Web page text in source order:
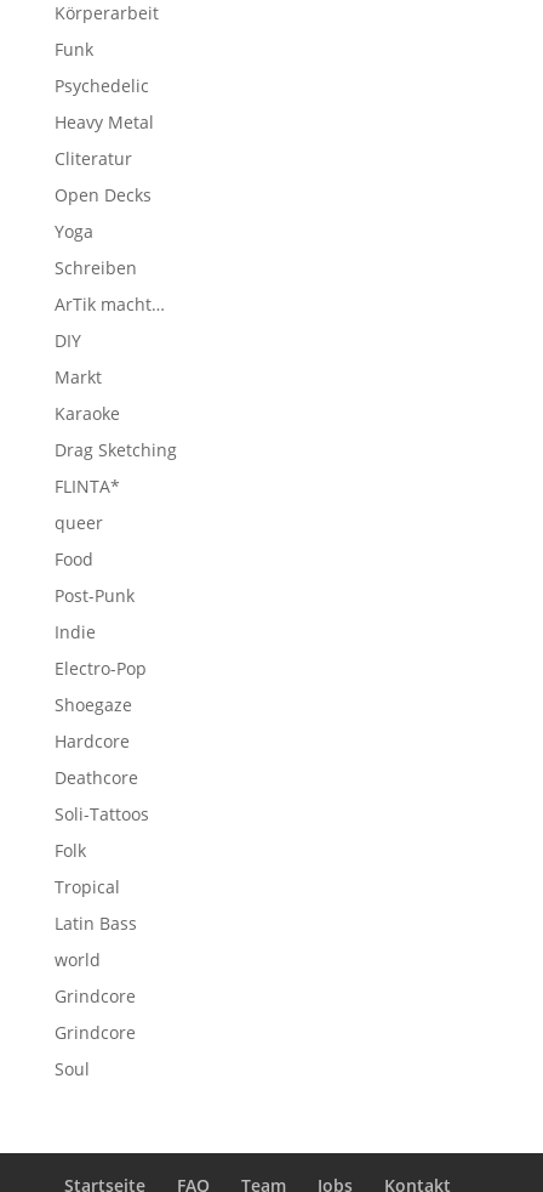
Körperarbeit
Funk
Psychedelic
Heavy Metal
Cliteratur
Open Decks
Yoga
Schreiben
ArTik macht…
DIY
Markt
Karaoke
Drag Sketching
FLINTA*
queer
Food
Post-Punk
Indie
Electro-Pop
Shoegaze
Hardcore
Deathcore
Soli-Tattoos
Folk
Tropical
Latin Bass
world
Grindcore
Grindcore
Soul
Startseite FAQ Team Jobs Kontakt